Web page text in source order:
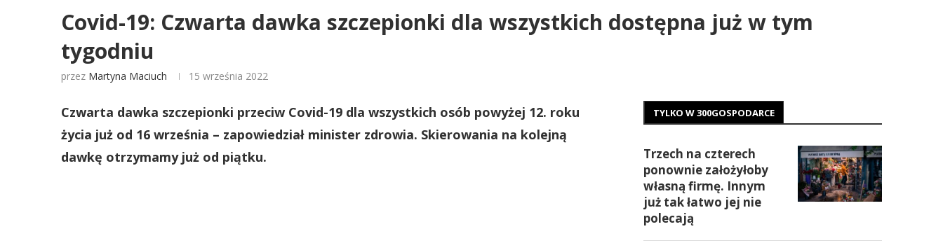
Covid-19: Czwarta dawka szczepionki dla wszystkich dostępna już w tym
tygodniu
przez Martyna Maciuch 15 września 2022
Czwarta dawka szczepionki przeciw Covid-19 dla wszystkich osób powyżej 12. roku
życia już od 16 września – zapowiedział minister zdrowia. Skierowania na kolejną
dawkę otrzymamy już od piątku.
TYLKO W 300GOSPODARCE
Trzech na czterech
ponownie założyłoby
własną firmę. Innym
już tak łatwo jej nie
polecają